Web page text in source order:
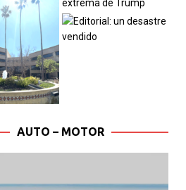
AUTO – MOTOR